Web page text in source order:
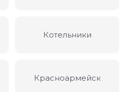
Котельники
Красноармейск